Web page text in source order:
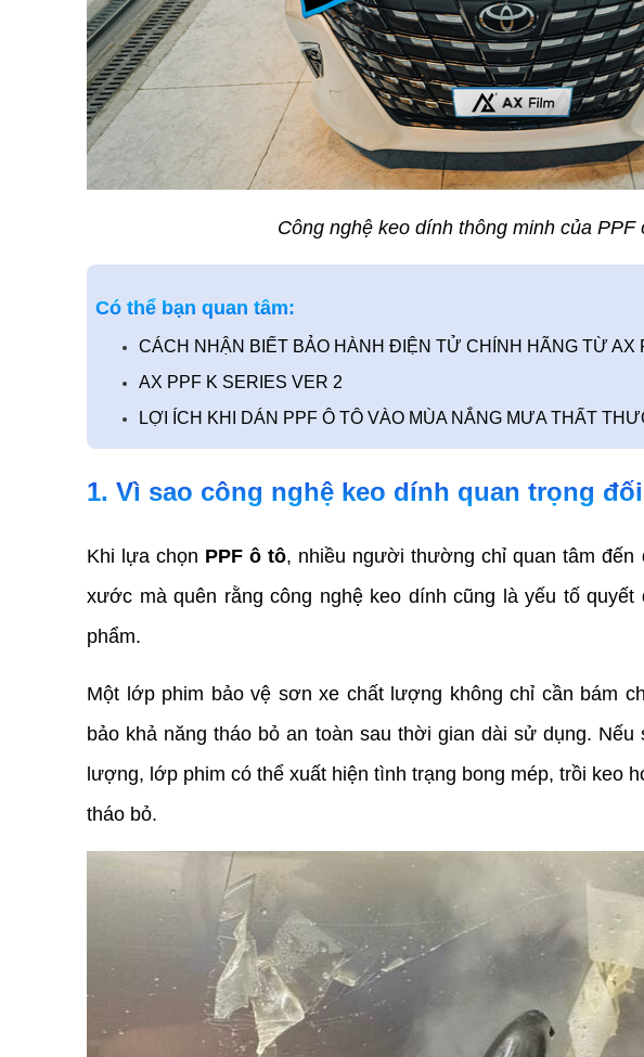
Công nghệ keo dính thông minh của PPF
Có thể bạn quan tâm:
CÁCH NHẬN BIẾT BẢO HÀNH ĐIỆN TỬ CHÍNH HÃNG TỪ AX
AX PPF K SERIES VER 2
LỢI ÍCH KHI DÁN PPF Ô TÔ VÀO MÙA NẮNG MƯA THẤT
1. Vì sao công nghệ keo dính quan trọng
Khi lựa chọn PPF ô tô, nhiều người thường chỉ quan tâm đến
xước mà quên rằng công nghệ keo dính cũng là yếu tố
phẩm.
Một lớp phim bảo vệ sơn xe chất lượng không chỉ cần bám
bảo khả năng tháo bỏ an toàn sau thời gian dài sử dụng.
lượng, lớp phim có thể xuất hiện tình trạng bong mép, trồi keo
tháo bỏ.